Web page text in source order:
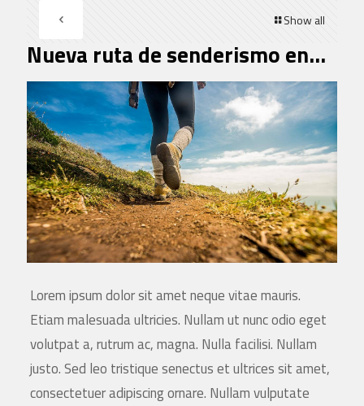
Show all
Nueva ruta de senderismo en…
Lorem ipsum dolor sit amet neque vitae mauris.
Etiam malesuada ultricies. Nullam ut nunc odio eget
volutpat a, rutrum ac, magna. Nulla facilisi. Nullam
justo. Sed leo tristique senectus et ultrices sit amet,
consectetuer adipiscing ornare. Nullam vulputate